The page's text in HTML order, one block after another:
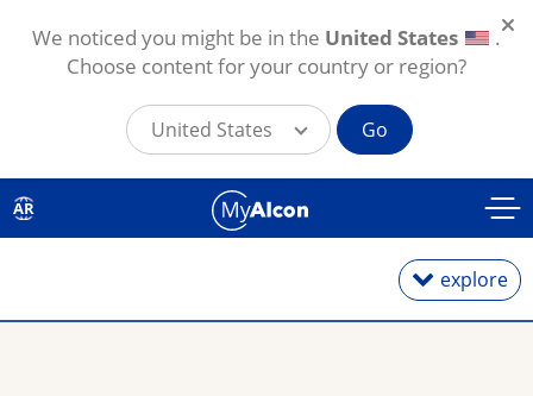
Pasar al contenido principal
AR
explore
We noticed you might be in the United States
.
Choose content for your country or region?
United States Go